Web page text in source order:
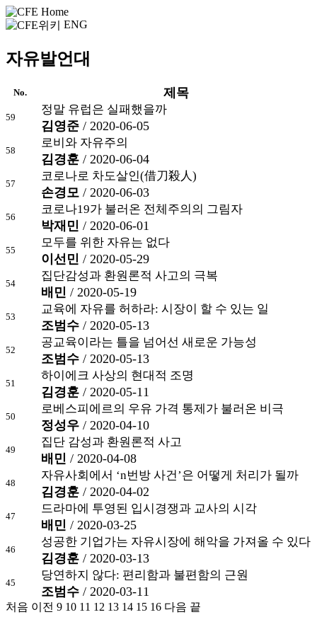
ENG
자유발언대
No. 제목
59
정말 유럽은 실패했을까
김영준 / 2020-06-05
58
로비와 자유주의
김경훈 / 2020-06-04
57
코로나로 차도살인(借刀殺人)
손경모 / 2020-06-03
56
코로나19가 불러온 전체주의의 그림자
박재민 / 2020-06-01
55
모두를 위한 자유는 없다
이선민 / 2020-05-29
54
집단감성과 환원론적 사고의 극복
배민 / 2020-05-19
53
교육에 자유를 허하라: 시장이 할 수 있는 일
조범수 / 2020-05-13
52
공교육이라는 틀을 넘어선 새로운 가능성
조범수 / 2020-05-13
51
하이에크 사상의 현대적 조명
김경훈 / 2020-05-11
50
로베스피에르의 우유 가격 통제가 불러온 비극
정성우 / 2020-04-10
49
집단 감성과 환원론적 사고
배민 / 2020-04-08
48
자유사회에서 ‘n번방 사건’은 어떻게 처리가 될까
김경훈 / 2020-04-02
47
드라마에 투영된 입시경쟁과 교사의 시각
배민 / 2020-03-25
46
성공한 기업가는 자유시장에 해악을 가져올 수 있다
김경훈 / 2020-03-13
45
당연하지 않다: 편리함과 불편함의 근원
조범수 / 2020-03-11
처음 이전 9 10 11 12 13 14 15 16 다음 끝